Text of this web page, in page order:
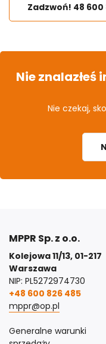
Zadzwoń! 48 600
Nie znalazłeś
Nie czekaj,
MPPR Sp. z o.o.
Kolejowa 11/13, 01-217
Warszawa
NIP: PL5272974730
+48 600 826 485
mppr@op.pl
Generalne warunki